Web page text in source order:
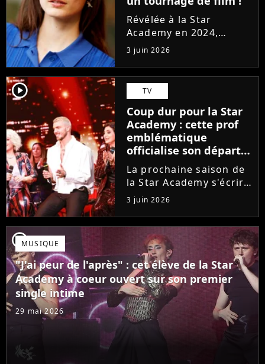
Révélée à la Star
Academy en 2024,
Marguerite officialise
l'arrivée pour l'automne
de son premier album
Guérir. En parallèle, la
chanteuse et
comédienne rejoindra
Laura Felpin, Harpo...
3 juin 2026
player2 TV
Coup dur pour la Star
Academy : cette prof
emblématique
officialise son départ,
"Ça devenait assez
compliqué"
La prochaine saison de
la Star Academy s'écrira
avec une nouvelle
recrue dans ses rangs.
Coach d'expression
scénique de l'émission,
Marlène Schaff ne
rempilera pas à la table
des professeurs...
3 juin 2026
player2MUSIQUE
"J'ai peur de l'après" : cet élève de la Star
Academy à coeur ouvert sur son premier
single intime
29 mai 2026